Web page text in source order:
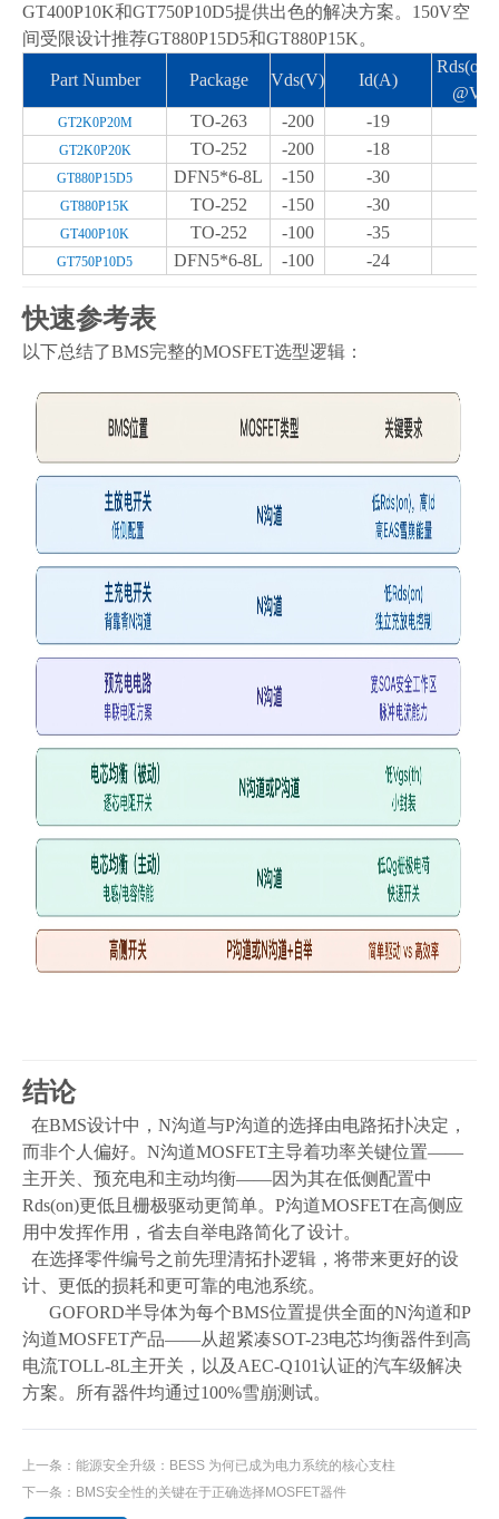
GT400P10K和GT750P10D5提供出色的解决方案。 150V空
间受限设计推荐GT880P15D5和GT880P15K。
Part Number Package Vds(V) Id(A)
GT2K0P20M TO-263 -200 -19
GT2K0P20K TO-252 -200 -18
GT880P15D5 DFN5*6-8L -150 -30
GT880P15K TO-252 -150 -30
GT400P10K TO-252 -100 -35
GT750P10D5 DFN5*6-8L -100 -24
快速参考表
以下总结了BMS完整的MOSFET选型逻辑：
结论
在BMS设计中， N沟道与P沟道的选择由电路拓扑决定，
而非个人偏好。 N沟道MOSFET主导着功率关键位置——
主开关、预充电和主动均衡——因为其在低侧配置中
Rds(on)更低且栅极驱动更简单。 P沟道MOSFET在高侧应
用中发挥作用，省去自举电路简化了设计。
在选择零件编号之前先理清拓扑逻辑，将带来更好的设
计、更低的损耗和更可靠的电池系统。
GOFORD半导体为每个BMS位置提供全面的N沟道和P
沟道MOSFET产品——从超紧凑SOT-23电芯均衡器件到高
电流TOLL-8L主开关，以及 AEC-Q101认证的汽车级解决
方案。所有器件均通过100%雪崩测试。
上一条： 能源安全升级：BESS 为何已成为电力系统的核心支柱
下一条： BMS安全性的关键在于正确选择MOSFET器件